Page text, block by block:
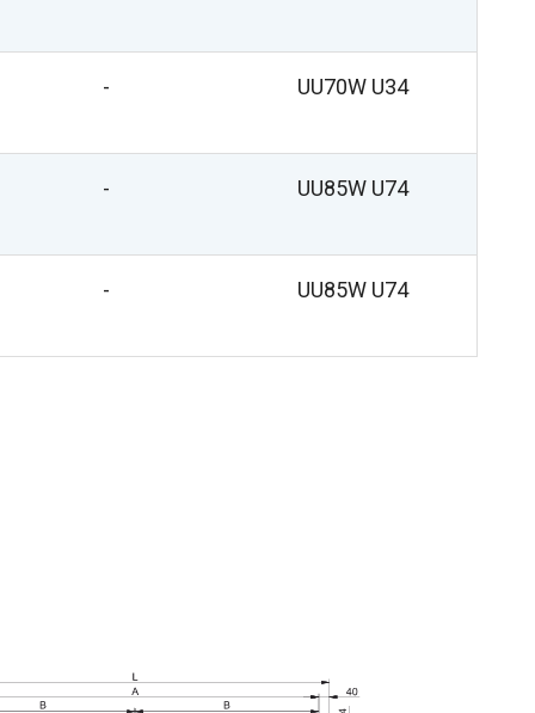
- UU70W U34
- UU85W U74
- UU85W U74